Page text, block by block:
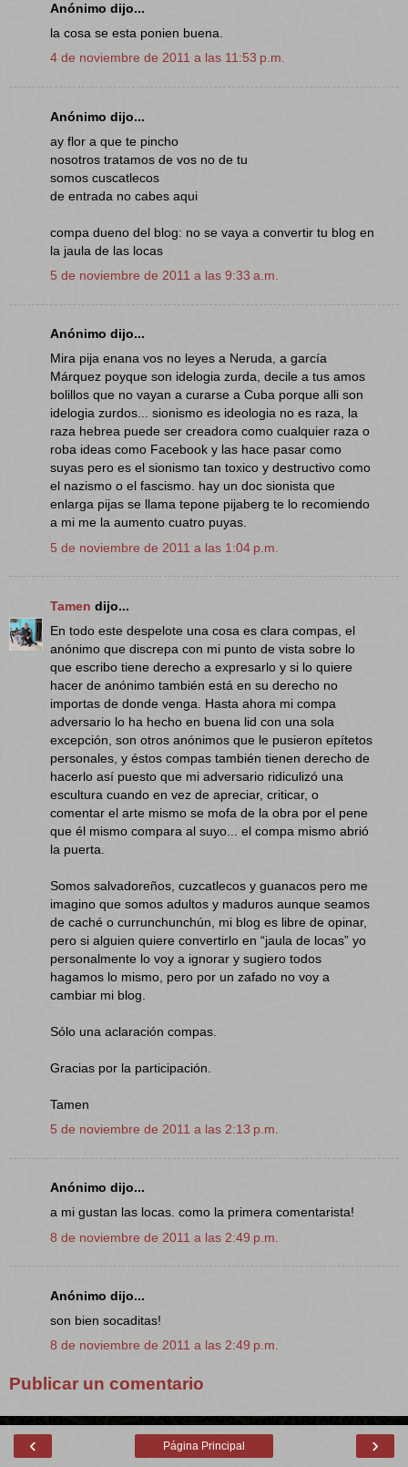
Anónimo dijo...
la cosa se esta ponien buena.
4 de noviembre de 2011 a las 11:53 p.m.
Anónimo dijo...
ay flor a que te pincho
nosotros tratamos de vos no de tu
somos cuscatlecos
de entrada no cabes aqui
compa dueno del blog: no se vaya a convertir tu blog en
la jaula de las locas
5 de noviembre de 2011 a las 9:33 a.m.
Anónimo dijo...
Mira pija enana vos no leyes a Neruda, a garcía
Márquez poyque son idelogia zurda, decile a tus amos
bolillos que no vayan a curarse a Cuba porque alli son
idelogia zurdos... sionismo es ideologia no es raza, la
raza hebrea puede ser creadora como cualquier raza o
roba ideas como Facebook y las hace pasar como
suyas pero es el sionismo tan toxico y destructivo como
el nazismo o el fascismo. hay un doc sionista que
enlarga pijas se llama tepone pijaberg te lo recomiendo
a mi me la aumento cuatro puyas.
5 de noviembre de 2011 a las 1:04 p.m.
Tamen dijo...
En todo este despelote una cosa es clara compas, el
anónimo que discrepa con mi punto de vista sobre lo
que escribo tiene derecho a expresarlo y si lo quiere
hacer de anónimo también está en su derecho no
importas de donde venga. Hasta ahora mi compa
adversario lo ha hecho en buena lid con una sola
excepción, son otros anónimos que le pusieron epítetos
personales, y éstos compas también tienen derecho de
hacerlo así puesto que mi adversario ridiculizó una
escultura cuando en vez de apreciar, criticar, o
comentar el arte mismo se mofa de la obra por el pene
que él mismo compara al suyo... el compa mismo abrió
la puerta.
Somos salvadoreños, cuzcatlecos y guanacos pero me
imagino que somos adultos y maduros aunque seamos
de caché o currunchunchún, mi blog es libre de opinar,
pero si alguien quiere convertirlo en “jaula de locas” yo
personalmente lo voy a ignorar y sugiero todos
hagamos lo mismo, pero por un zafado no voy a
cambiar mi blog.
Sólo una aclaración compas.
Gracias por la participación.
Tamen
5 de noviembre de 2011 a las 2:13 p.m.
Anónimo dijo...
a mi gustan las locas. como la primera comentarista!
8 de noviembre de 2011 a las 2:49 p.m.
Anónimo dijo...
son bien socaditas!
8 de noviembre de 2011 a las 2:49 p.m.
Publicar un comentario
‹ ›
Página Principal